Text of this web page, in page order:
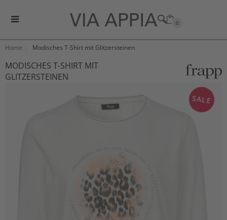
0
Home Modisches T-Shirt mit Glitzersteinen
MODISCHES T-SHIRT MIT
GLITZERSTEINEN
SALE